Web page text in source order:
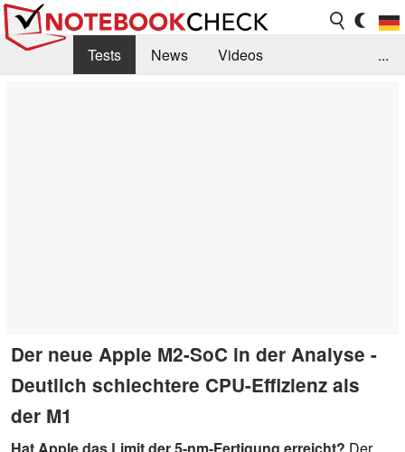
Tests News
Videos
...
Der neue Apple M2-SoC in der Analyse -
Deutlich schlechtere CPU-Effizienz als
der M1